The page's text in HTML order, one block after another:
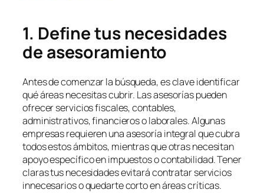
1. Define tus necesidades
de asesoramiento
Antes de comenzar la búsqueda, es clave identificar
qué áreas necesitas cubrir. Las asesorías pueden
ofrecer servicios fiscales, contables,
administrativos, financieros o laborales. Algunas
empresas requieren una asesoría integral que cubra
todos estos ámbitos, mientras que otras necesitan
apoyo específico en impuestos o contabilidad. Tener
claras tus necesidades evitará contratar servicios
innecesarios o quedarte corto en áreas críticas.